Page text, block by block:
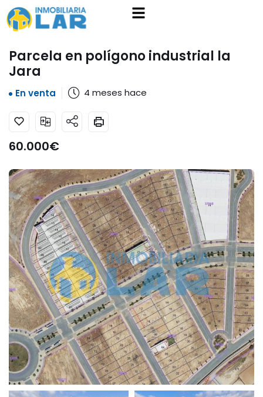
Parcela en polígono industrial la
Jara
En venta 4 meses hace
60.000€